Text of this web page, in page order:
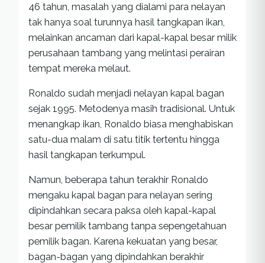
46 tahun, masalah yang dialami para nelayan
tak hanya soal turunnya hasil tangkapan ikan,
melainkan ancaman dari kapal-kapal besar milik
perusahaan tambang yang melintasi perairan
tempat mereka melaut.
Ronaldo sudah menjadi nelayan kapal bagan
sejak 1995. Metodenya masih tradisional. Untuk
menangkap ikan, Ronaldo biasa menghabiskan
satu-dua malam di satu titik tertentu hingga
hasil tangkapan terkumpul.
Namun, beberapa tahun terakhir Ronaldo
mengaku kapal bagan para nelayan sering
dipindahkan secara paksa oleh kapal-kapal
besar pemilik tambang tanpa sepengetahuan
pemilik bagan. Karena kekuatan yang besar,
bagan-bagan yang dipindahkan berakhir